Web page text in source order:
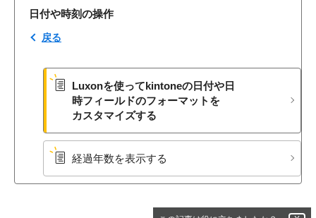
日付や時刻の操作
戻る
Luxonを​使って​kintoneの​日付や​日​
時フィールドの​フォーマットを​
カスタマイズする
経過年数を​表示する